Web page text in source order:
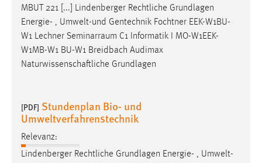
MBUT 221 [...] Lindenberger Rechtliche Grundlagen
Energie- , Umwelt-und Gentechnik Fochtner EEK-W1BU-
W1 Lechner Seminarraum C1 Informatik I MO-W1EEK-
W1MB-W1 BU-W1 Breidbach Audimax
Naturwissenschaftliche Grundlagen
[PDF] Stundenplan Bio- und
Umweltverfahrenstechnik
Relevanz:
Lindenberger Rechtliche Grundlagen Energie- , Umwelt-